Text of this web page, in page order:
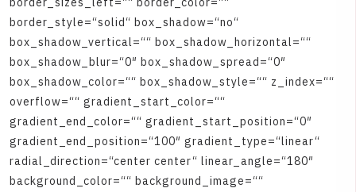
border style=“solid“ box shadow=“no“
box shadow vertical=““ box shadow horizontal=““
box shadow blur=“0″ box shadow spread=“0″
box shadow color=““ box shadow style=““ z index=““
overflow=““ gradient start color=““
gradient end color=““ gradient start position=“0″
gradient end position=“100″ gradient type=“linear“
radial direction=“center center“ linear angle=“180″
background color=““ background image=““